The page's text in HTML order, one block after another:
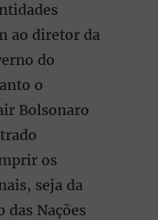
ao diretor da
do
o
Bolsonaro
os
seja da
das Nações